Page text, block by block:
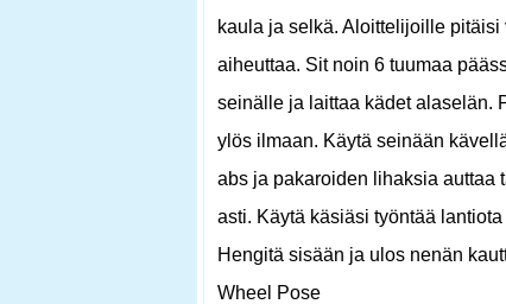
kaula ja selkä. Aloittelijoille
aiheuttaa. Sit noin 6 tuumaa
seinälle ja laittaa kädet alaselän.
ylös ilmaan. Käytä seinään
abs ja pakaroiden lihaksia auttaa
asti. Käytä käsiäsi työntää
Hengitä sisään ja ulos nenän
Wheel Pose